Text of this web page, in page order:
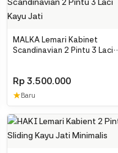
MALKA Lemari Kabinet
Scandinavian 2 Pintu 3 Laci
Rp 3.500.000
★Baru